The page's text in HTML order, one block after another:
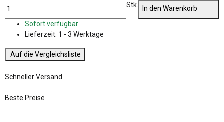
Stk.
In den Warenkorb
Sofort verfügbar
Lieferzeit: 1 - 3 Werktage
Auf die Vergleichsliste
Schneller Versand
Beste Preise